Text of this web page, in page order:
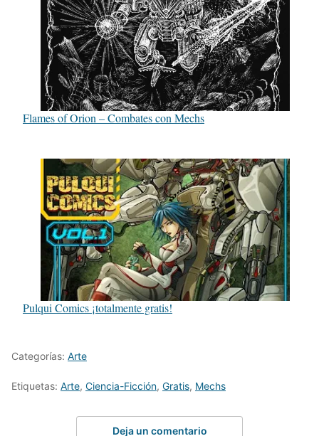
Flames of Orion – Combates con Mechs
Pulqui Comics ¡totalmente gratis!
Categorías: Arte
Etiquetas: Arte, Ciencia-Ficción, Gratis, Mechs
Deja un comentario